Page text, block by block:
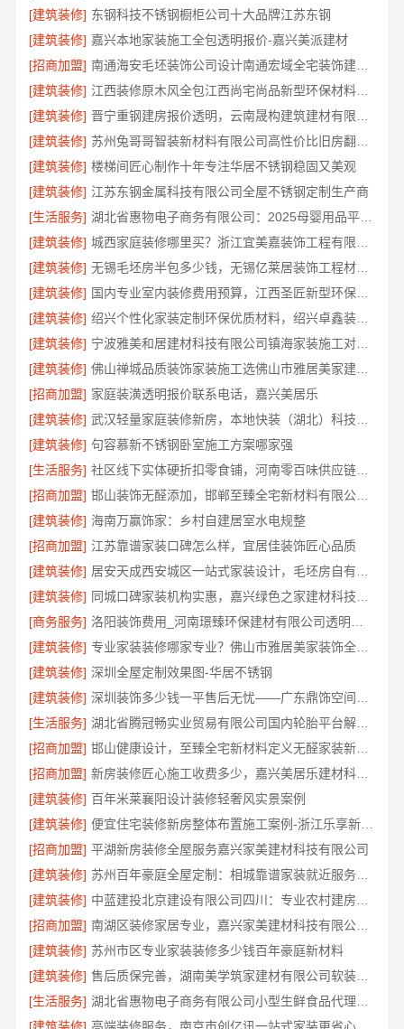
[建筑装修] 东钢科技不锈钢橱柜公司十大品牌江苏东钢
[建筑装修] 嘉兴本地家装施工全包透明报价-嘉兴美派建材
[招商加盟]
南通海安毛坯装饰公司设计南通宏域全宅装饰建材有限公司
[建筑装修]
江西装修原木风全包江西尚宅尚品新型环保材料有限公司
[建筑装修]
[建筑装修]
[建筑装修] 楼梯间匠心制作十年专注华居不锈钢稳固又美观
[建筑装修] 江苏东钢金属科技有限公司全屋不锈钢定制生产商
[生活服务]
湖北省惠物电子商务有限公司：2025母婴用品平台优缺点测评
[建筑装修]
[建筑装修]
无锡毛坯房半包多少钱，无锡亿莱居装饰工程材料有限公司
[建筑装修]
国内专业室内装修费用预算，江西圣匠新型环保材料有限公司
[建筑装修]
绍兴个性化家装定制环保优质材料，绍兴卓鑫装饰材料有限公司
[建筑装修]
宁波雅美和居建材科技有限公司镇海家装施工对接渠道
[建筑装修]
佛山禅城品质装饰家装施工选佛山市雅居美家建筑装饰工程有限公司
[招商加盟] 家庭装潢透明报价联系电话，嘉兴美居乐
[建筑装修]
[建筑装修] 句容慕新不锈钢卧室施工方案哪家强
[生活服务]
社区线下实体硬折扣零食铺，河南零百味供应链有限公司全域盈利
[招商加盟]
邯山装饰无醛添加，邯郸至臻全宅新材料有限公司守护家人健康
[建筑装修] 海南万赢饰家：乡村自建居室水电规整
[招商加盟] 江苏靠谱家装口碑怎么样，宜居佳装饰匠心品质
[建筑装修]
[建筑装修]
[商务服务]
[建筑装修]
专业家装装修哪家专业？佛山市雅居美家装饰全流程标准化管控
[建筑装修] 深圳全屋定制效果图-华居不锈钢
[建筑装修]
[生活服务]
湖北省腾冠畅实业贸易有限公司国内轮胎平台解决方案
[招商加盟]
邯山健康设计，至臻全宅新材料定义无醛家装新标准
[招商加盟]
新房装修匠心施工收费多少，嘉兴美居乐建材科技有限公司
[建筑装修] 百年米莱襄阳设计装修轻奢风实景案例
[建筑装修]
便宜住宅装修新房整体布置施工案例-浙江乐享新材料有限公司
[招商加盟] 平湖新房装修全屋服务嘉兴家美建材科技有限公司
[建筑装修]
苏州百年豪庭全屋定制：相城靠谱家装就近服务，拎包入住省心
[建筑装修]
[招商加盟]
南湖区装修家居专业，嘉兴家美建材科技有限公司值得信赖
[建筑装修] 苏州市区专业家装装修多少钱百年豪庭新材料
[建筑装修]
售后质保完善，湖南美学筑家建材有限公司软装配套
[生活服务]